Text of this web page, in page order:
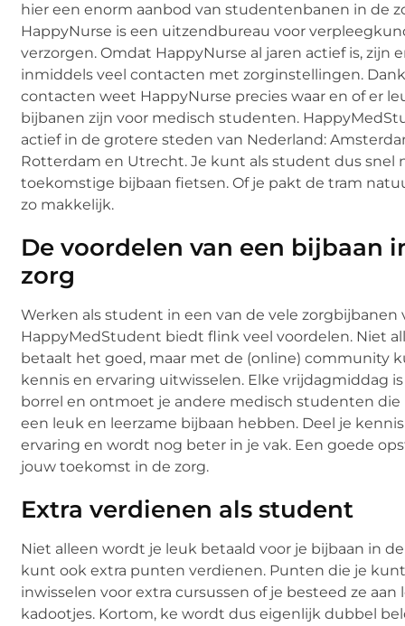
hier een enorm aanbod van studentenbanen in de
HappyNurse is een uitzendbureau voor
verzorgen. Omdat HappyNurse al jaren actief is, zijn
inmiddels veel contacten met zorginstellingen.
contacten weet HappyNurse precies waar en of er
bijbanen zijn voor medisch studenten.
actief in de grotere steden van Nederland:
Rotterdam en Utrecht. Je kunt als student dus snel
toekomstige bijbaan fietsen. Of je pakt de tram
zo makkelijk.
De voordelen van een bijbaan
zorg
Werken als student in een van de vele zorgbijbanen
HappyMedStudent biedt flink veel voordelen. Niet
betaalt het goed, maar met de (online) community
kennis en ervaring uitwisselen. Elke vrijdagmiddag
borrel en ontmoet je andere medisch studenten die
een leuk en leerzame bijbaan hebben. Deel je
ervaring en wordt nog beter in je vak. Een goede
jouw toekomst in de zorg.
Extra verdienen als student
Niet alleen wordt je leuk betaald voor je bijbaan in
kunt ook extra punten verdienen. Punten die je
inwisselen voor extra cursussen of je besteed ze aan
kadootjes. Kortom, ke wordt dus eigenlijk dubbel